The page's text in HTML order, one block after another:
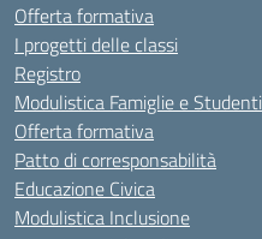
Offerta formativa
I progetti delle classi
Registro
Modulistica Famiglie e Studenti
Offerta formativa
Patto di corresponsabilità
Educazione Civica
Modulistica Inclusione